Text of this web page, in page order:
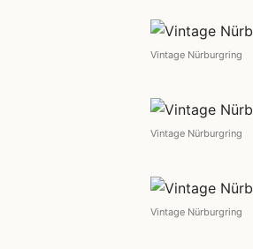
Vintage Nürburgring
Vintage Nürburgring
Vintage Nürburgring